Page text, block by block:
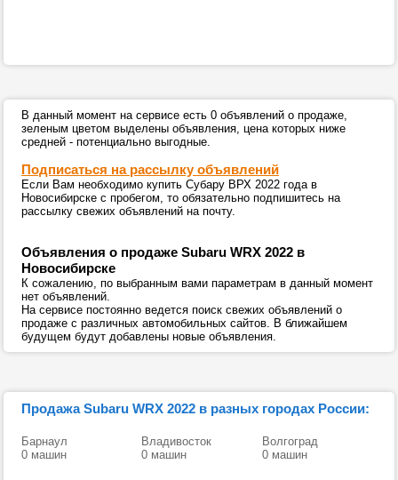
В данный момент на сервисе есть 0 объявлений о продаже,
зеленым цветом выделены объявления, цена которых ниже
средней - потенциально выгодные.
Подписаться на рассылку объявлений
Если Вам необходимо купить Субару ВРХ 2022 года в
Новосибирске с пробегом, то обязательно подпишитесь на
рассылку свежих объявлений на почту.
Объявления о продаже Subaru WRX 2022 в
Новосибирске
К сожалению, по выбранным вами параметрам в данный момент
нет объявлений.
На сервисе постоянно ведется поиск свежих объявлений о
продаже с различных автомобильных сайтов. В ближайшем
будущем будут добавлены новые объявления.
Продажа Subaru WRX 2022 в разных городах России:
Барнаул
0 машин
Владивосток
0 машин
Волгоград
0 машин